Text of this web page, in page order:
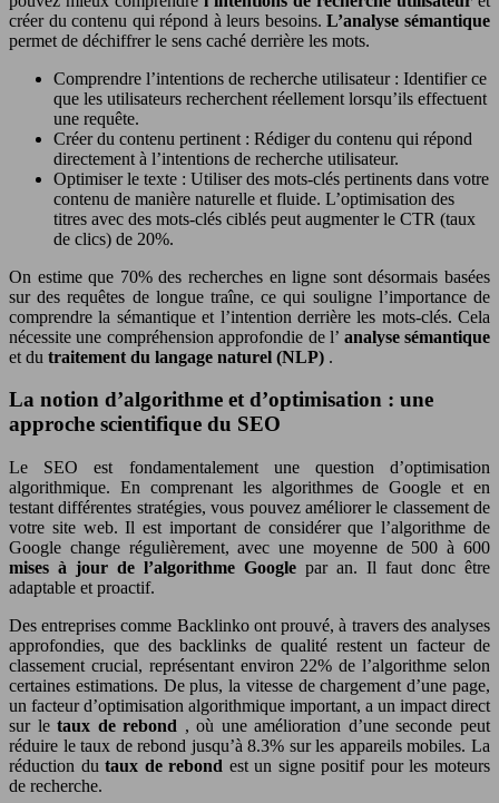
créer du contenu qui répond à leurs besoins.L’analyse sémantique
permet de déchiffrer le sens caché derrière les mots.
Comprendre l’intentions de recherche utilisateur : Identifier ce
que les utilisateurs recherchent réellement lorsqu’ils effectuent
une requête.
Créer du contenu pertinent : Rédiger du contenu qui répond
directement à l’intentions de recherche utilisateur.
Optimiser le texte : Utiliser des mots-clés pertinents dans votre
contenu de manière naturelle et fluide. L’optimisation des
titres avec des mots-clés ciblés peut augmenter le CTR (taux
de clics) de 20%.
On estime que 70% des recherches en ligne sont désormais basées
sur des requêtes de longue traîne, ce qui souligne l’importance de
comprendre la sémantique et l’intention derrière les mots-clés. Cela
nécessite une compréhension approfondie de l’ analyse sémantique
et du traitement du langage naturel (NLP) .
La notion d’algorithme et d’optimisation : une
approche scientifique du SEO
Le SEO est fondamentalement une question d’optimisation
algorithmique. En comprenant les algorithmes de Google et en
testant différentes stratégies, vous pouvez améliorer le classement de
votre site web. Il est important de considérer que l’algorithme de
Google change régulièrement, avec une moyenne de 500 à 600
mises à jour de l’algorithme Google par an. Il faut donc être
adaptable et proactif.
Des entreprises comme Backlinko ont prouvé, à travers des analyses
approfondies, que des backlinks de qualité restent un facteur de
classement crucial, représentant environ 22% de l’algorithme selon
certaines estimations. De plus, la vitesse de chargement d’une page,
un facteur d’optimisation algorithmique important, a un impact direct
sur letaux de rebond , où une amélioration d’une seconde peut
réduire le taux de rebond jusqu’à 8.3% sur les appareils mobiles. La
réduction dutaux de rebond est un signe positif pour les moteurs
de recherche.